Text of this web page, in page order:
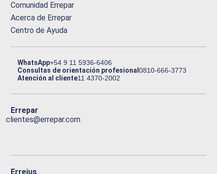
Comunidad Errepar
Acerca de Errepar
Centro de Ayuda
WhatsApp+54 9 11 5936-6406
Consultas de orientación profesional0810-666-3773
Atención al cliente11 4370-2002
Errepar
clientes@errepar.com
Erreius